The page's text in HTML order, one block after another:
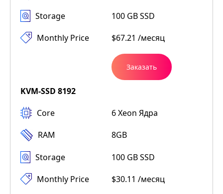
Storage
100 GB SSD
Monthly Price
$67.21 /месяц
Заказать
KVM-SSD 8192
Core
6 Xeon Ядра
RAM
8GB
Storage
100 GB SSD
Monthly Price
$30.11 /месяц